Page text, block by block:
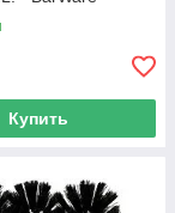
Купить